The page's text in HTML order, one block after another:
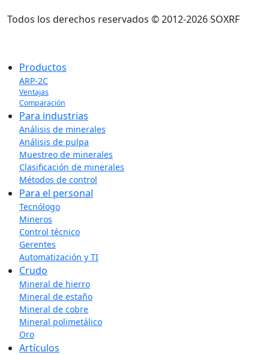
Todos los derechos reservados © 2012-2026 SOXRF
Productos
ARP-2C
Ventajas
Comparación
Para industrias
Análisis de minerales
Análisis de pulpa
Muestreo de minerales
Clasificación de minerales
Métodos de control
Para el personal
Tecnólogo
Mineros
Control técnico
Gerentes
Automatización y TI
Crudo
Mineral de hierro
Mineral de estaño
Mineral de cobre
Mineral polimetálico
Oro
Artículos